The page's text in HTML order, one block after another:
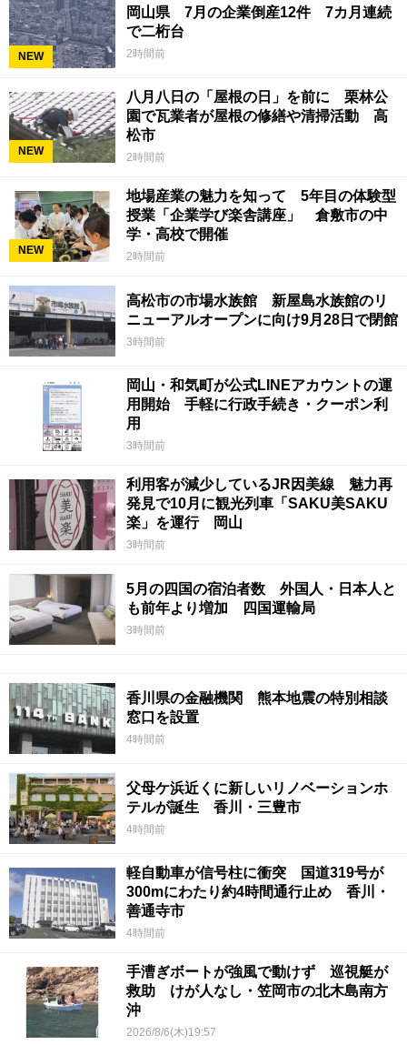
NEW
岡山県 7月の企業倒産12件 7カ月連続
で二桁台
2時間前
NEW
八月八日の「屋根の日」を前に 栗林公
園で瓦業者が屋根の修繕や清掃活動 高
松市
2時間前
NEW
地場産業の魅力を知って 5年目の体験型
授業「企業学び楽舎講座」 倉敷市の中
学・高校で開催
2時間前
高松市の市場水族館 新屋島水族館のリ
ニューアルオープンに向け9月28日で閉館
3時間前
岡山・和気町が公式LINEアカウントの運
用開始 手軽に行政手続き・クーポン利
用
3時間前
利用客が減少しているJR因美線 魅力再
発見で10月に観光列車「SAKU美SAKU
楽」を運行 岡山
3時間前
5月の四国の宿泊者数 外国人・日本人と
も前年より増加 四国運輸局
3時間前
香川県の金融機関 熊本地震の特別相談
窓口を設置
4時間前
父母ケ浜近くに新しいリノベーションホ
テルが誕生 香川・三豊市
4時間前
軽自動車が信号柱に衝突 国道319号が
300mにわたり約4時間通行止め 香川・
善通寺市
4時間前
手漕ぎボートが強風で動けず 巡視艇が
救助 けが人なし・笠岡市の北木島南方
沖
2026/8/6(木)19:57